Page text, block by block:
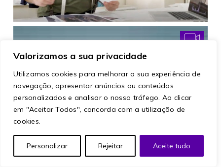
Valorizamos a sua privacidade
Utilizamos cookies para melhorar a sua experiência de
navegação, apresentar anúncios ou conteúdos
personalizados e analisar o nosso tráfego. Ao clicar
em "Aceitar Todos", concorda com a utilização de
cookies.
Personalizar Rejeitar Aceite tudo